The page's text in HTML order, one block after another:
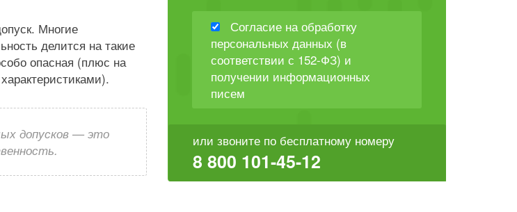
Многие
делится на такие
опасная (плюс на
допусков — это
Согласие на обработку
персональных данных (в
соответствии с 152-ФЗ) и
получении информационных
писем
или звоните по бесплатному номеру
8 800 101-45-12